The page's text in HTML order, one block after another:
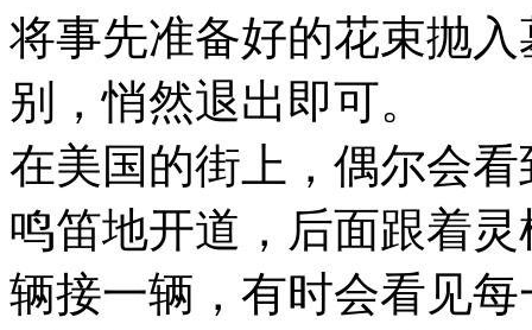
将事先准备好的花束抛
别，悄然退出即可。
在美国的街上，偶尔会
鸣笛地开道，后面跟着
辆接一辆，有时会看见